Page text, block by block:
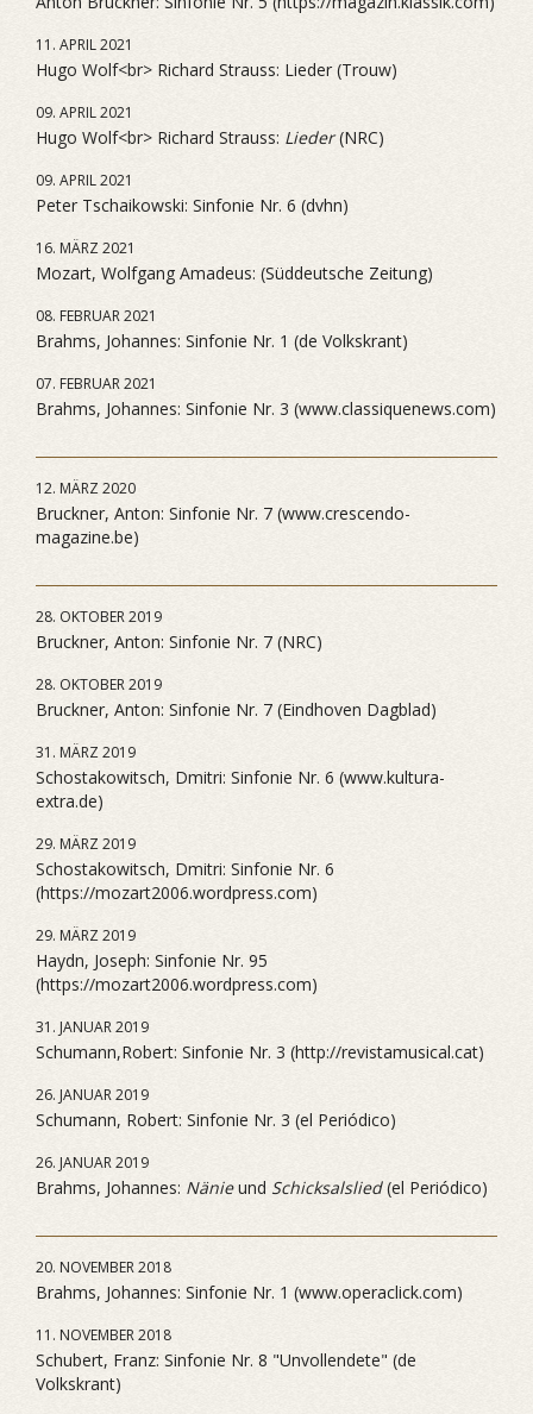
11. APRIL 2021
Hugo Wolf<br> Richard Strauss: Lieder (Trouw)
09. APRIL 2021
Hugo Wolf<br> Richard Strauss: Lieder(NRC)
09. APRIL 2021
Peter Tschaikowski: Sinfonie Nr. 6 (dvhn)
16. MÄRZ 2021
Mozart, Wolfgang Amadeus: (Süddeutsche Zeitung)
08. FEBRUAR 2021
Brahms, Johannes: Sinfonie Nr. 1 (de Volkskrant)
07. FEBRUAR 2021
Brahms, Johannes: Sinfonie Nr. 3 (www.classiquenews.com)
12. MÄRZ 2020
Bruckner, Anton: Sinfonie Nr. 7 (www.crescendo-
magazine.be)
28. OKTOBER 2019
Bruckner, Anton: Sinfonie Nr. 7 (NRC)
28. OKTOBER 2019
Bruckner, Anton: Sinfonie Nr. 7 (Eindhoven Dagblad)
31. MÄRZ 2019
Schostakowitsch, Dmitri: Sinfonie Nr. 6 (www.kultura-
extra.de)
29. MÄRZ 2019
Schostakowitsch, Dmitri: Sinfonie Nr. 6
(https://mozart2006.wordpress.com)
29. MÄRZ 2019
Haydn, Joseph: Sinfonie Nr. 95
(https://mozart2006.wordpress.com)
31. JANUAR 2019
Schumann,Robert: Sinfonie Nr. 3 (http://revistamusical.cat)
26. JANUAR 2019
Schumann, Robert: Sinfonie Nr. 3 (el Periódico)
26. JANUAR 2019
Brahms, Johannes: Nänieund Schicksalslied(el Periódico)
20. NOVEMBER 2018
Brahms, Johannes: Sinfonie Nr. 1 (www.operaclick.com)
11. NOVEMBER 2018
Schubert, Franz: Sinfonie Nr. 8 "Unvollendete" (de
Volkskrant)